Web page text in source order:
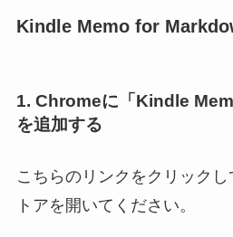
Kindle Memo for
1. Chromeに「Kindle
を追加する
こちらのリンクをクリック
トアを開いてください。